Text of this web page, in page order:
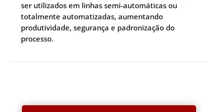
ser utilizados em linhas semi-automáticas ou
totalmente automatizadas, aumentando
produtividade, segurança e padronização do
processo.